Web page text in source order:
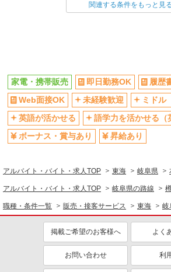
車通勤OK
交通費支給
社会保険あり
関連する条件をもっと見
家電・携帯販売 即日勤務OK
履歴
Web面接OK
未経験歓迎
ミドル
英語が活かせる
語学力を活かせる（
ボーナス・賞与あり
昇給あり
アルバイト・バイト・求人TOP 東海 岐阜県
アルバイト・バイト・求人TOP 岐阜県の路線
職種・条件一覧 販売・接客サービス 東海 岐
掲載ご希望のお客様へ よく
お問い合わせ 利